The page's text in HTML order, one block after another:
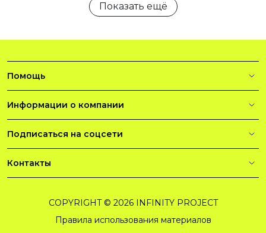
Показать ещё
Помощь
Информации о компании
Подписаться на соцсети
Контакты
COPYRIGHT © 2026 INFINITY PROJECT
Правила использования материалов